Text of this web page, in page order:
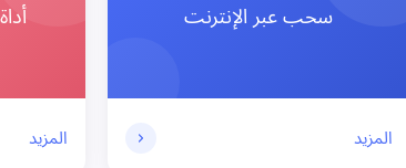
سحب عبر الإنترنت
المزيد المزيد